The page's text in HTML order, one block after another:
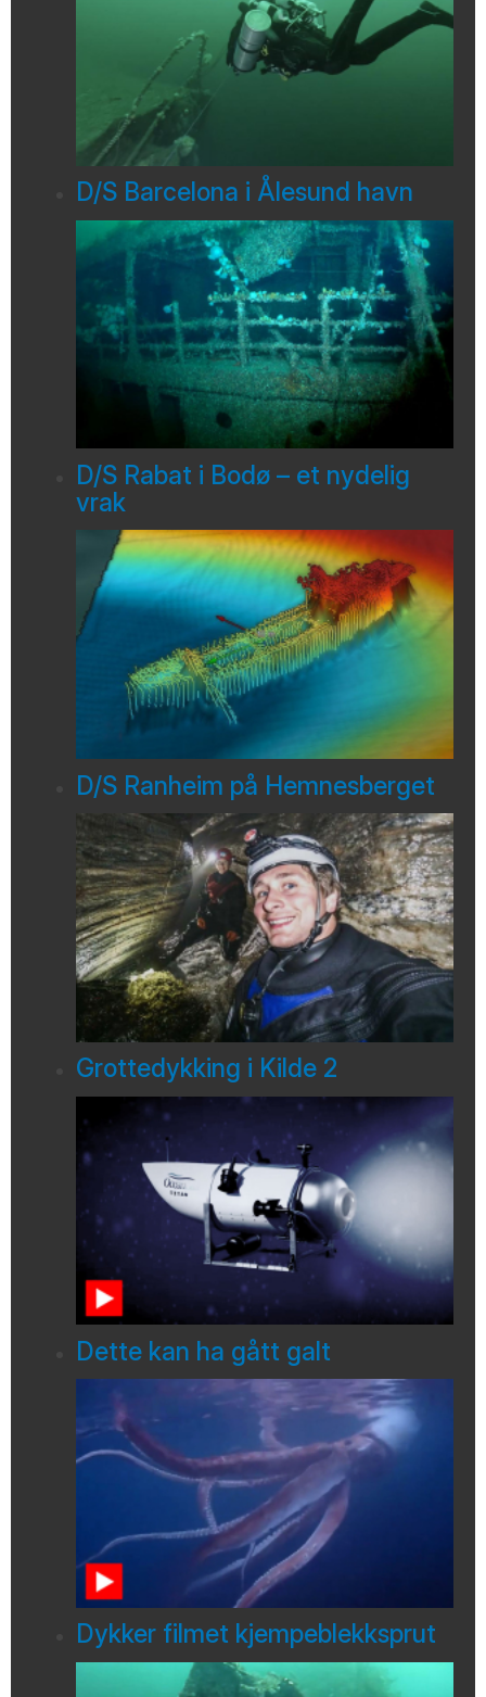
D/S Barcelona i Ålesund havn
D/S Rabat i Bodø – et nydelig
vrak
D/S Ranheim på Hemnesberget
Grottedykking i Kilde 2
Dette kan ha gått galt
Dykker filmet kjempeblekksprut